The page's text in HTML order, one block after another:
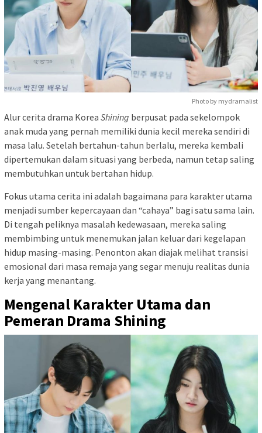
Photo by mydramalist
Alur cerita drama Korea Shining berpusat pada sekelompok
anak muda yang pernah memiliki dunia kecil mereka sendiri di
masa lalu. Setelah bertahun-tahun berlalu, mereka kembali
dipertemukan dalam situasi yang berbeda, namun tetap saling
membutuhkan untuk bertahan hidup.
Fokus utama cerita ini adalah bagaimana para karakter utama
menjadi sumber kepercayaan dan “cahaya” bagi satu sama lain.
Di tengah peliknya masalah kedewasaan, mereka saling
membimbing untuk menemukan jalan keluar dari kegelapan
hidup masing-masing. Penonton akan diajak melihat transisi
emosional dari masa remaja yang segar menuju realitas dunia
kerja yang menantang.
Mengenal Karakter Utama dan
Pemeran Drama Shining